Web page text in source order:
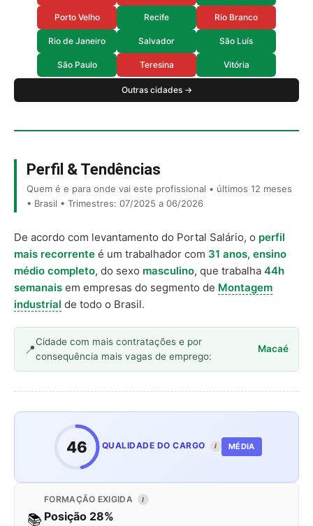
Porto Velho Recife Rio Branco
Rio de Janeiro Salvador São Luís
São Paulo Teresina Vitória
Outras cidades →
Perfil & Tendências
Quem é e para onde vai este profissional • últimos 12 meses
• Brasil • Trimestres: 07/2025 a 06/2026
De acordo com levantamento do Portal Salário, o perfil
mais recorrente é um trabalhador com 31 anos, ensino
médio completo, do sexo masculino, que trabalha 44h
semanais em empresas do segmento de Montagem
industrial de todo o Brasil.
Cidade com mais contratações e por
consequência mais vagas de emprego:
Macaé
46 QUALIDADE DO CARGO I MÉDIA
📚
FORMAÇÃO EXIGIDA I
Posição 28%